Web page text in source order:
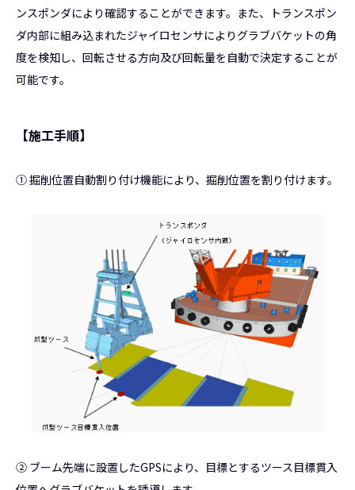
ンスポンダにより確認することができます。また、トランスポン
ダ内部に組み込まれたジャイロセンサによりグラブバケットの角
度を検知し、回転させる方向及び回転量を自動で決定することが
可能です。
【施工手順】
① 掘削位置自動割り付け機能により、掘削位置を割り付けます。
② ブーム先端に設置したGPSにより、目標とするツース目標貫入